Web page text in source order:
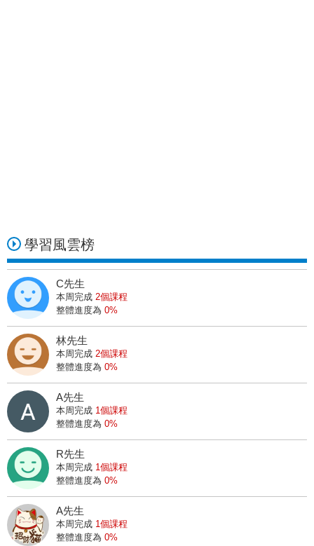
學習風雲榜
C先生
本周完成 2個課程
整體進度為 0%
林先生
本周完成 2個課程
整體進度為 0%
A先生
本周完成 1個課程
整體進度為 0%
R先生
本周完成 1個課程
整體進度為 0%
A先生
本周完成 1個課程
整體進度為 0%
林小姐
正在上 大盤亮「綠燈」！用阿水心法，5 秒挑出「最會漲」的股票，這 3 檔報酬 166%！
5天前
賺小姐
正在上 全憑「這張表」挖出 2 檔 低價飆股，獲利 67% (圖文教學)
5天前
C小姐
正在上 放棄百萬年薪，阿水進入股市的原因
1天前
廖小姐
正在上 布林通道獲利秘訣是什麼？當布林通盪壓縮 適合進場嗎？
14天前
7小姐
正在上 股市阿水一式的操作好用嗎？布林通道是什麼？
1天前
S小姐
正在上 全憑「這張表」挖出 2 檔 低價飆股，獲利 67% (圖文教學)